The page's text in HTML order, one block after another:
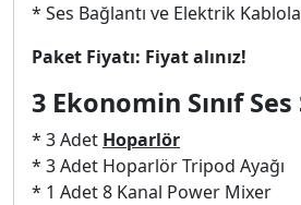
* Ses Bağlantı ve Elektrik
Paket Fiyatı: Fiyat alınız!
3 Ekonomin Sınıf
* 3 Adet Hoparlör
* 3 Adet Hoparlör Tripod Ayağı
* 1 Adet 8 Kanal Power Mixer